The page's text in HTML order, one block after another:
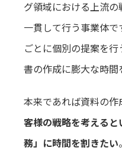
グ領域における上流の
一貫して行う事業体で
ごとに個別の提案を
書の作成に膨大な時間
本来であれば資料の作
客様の戦略を考える
務」に時間を割きたい